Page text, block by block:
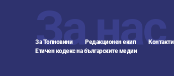
За нас
За Топновини Редакционен екип Контакти
Етичен кодекс на българските медии